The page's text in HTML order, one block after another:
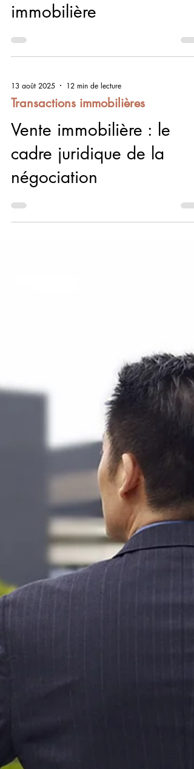
immobilière
13 août 2025 12 min de lecture
Transactions immobilières
Vente immobilière : le
cadre juridique de la
négociation